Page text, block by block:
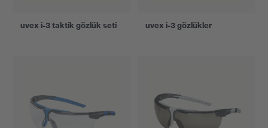
uvex i-3 taktik gözlük seti uvex i-3 gözlükler